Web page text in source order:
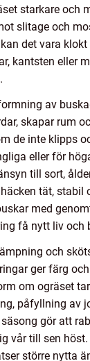
starkare och
slitage och
det vara
kantsten eller
av
skapar rum
de inte klipps
eller för
till sort,
tät, stabil
med
få nytt liv och
och
ger färg
om ogräset
påfyllning av
gör att
vår till sen
större nytta